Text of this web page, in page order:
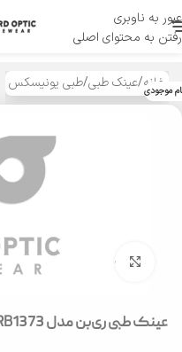
عبور به ناوبری
رفتن به محتوای اصلی
منو
خانه/عینک طبی/طبی یونیسکس موجودی
بزرگنمایی تصویر
عینک طبی ری‌بن مدل RB1373